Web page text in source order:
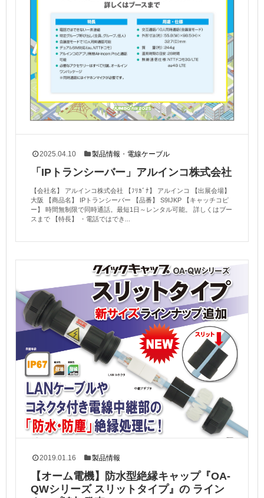
2025.04.10 製品情報 ・ 電線ケーブル
「IPトランシーバー」アルインコ株式会社
【会社名】 アルインコ株式会社 【ﾌﾘｶﾞﾅ】 アルインコ 【出展会場】
大阪 【商品名】 IPトランシーバー 【品番】 S9IJKP 【キャッチコピ
ー】 時間無制限で同時通話。最短1日～レンタル可能。 詳しくはブー
スまで 【特長】 ・電話ではでき...
2019.01.16 製品情報
【オーム電機】防水型絶縁キャップ『OA-
QWシリーズ スリットタイプ』の ライン